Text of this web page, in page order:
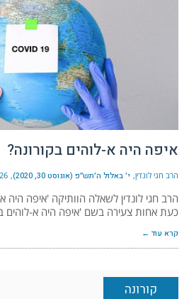
איפה היה א-לוהים בקורונה?
הרב חגי לונדין י׳ באלול ה׳תש״פ (אוגוסט 30, 2020) pm
הרב חגי לונדין לשאלה הוותיקה 'איפה
כעת אחות צעירה בשם 'איפה היה א-לוהים
קרא עוד ←
קורונה